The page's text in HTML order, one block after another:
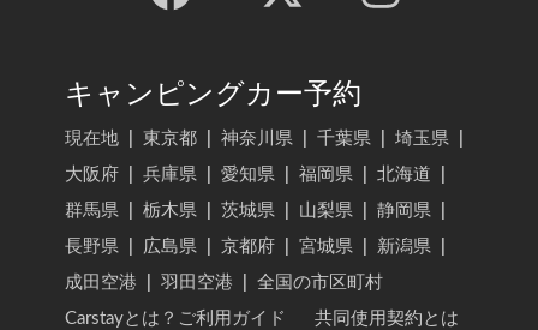
キャンピングカー予約
現在地 東京都 神奈川県 千葉県 埼玉県
大阪府
兵庫県 愛知県 福岡県 北海道
群馬県
栃木県 茨城県 山梨県 静岡県
長野県
広島県 京都府 宮城県 新潟県
成田空港
羽田空港
全国の市区町村
Carstayとは？ご利用ガイド
共同使用契約とは